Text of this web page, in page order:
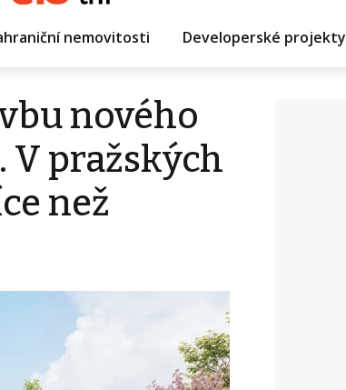
nemovitosti Developerské projekty
nového
pražských
než